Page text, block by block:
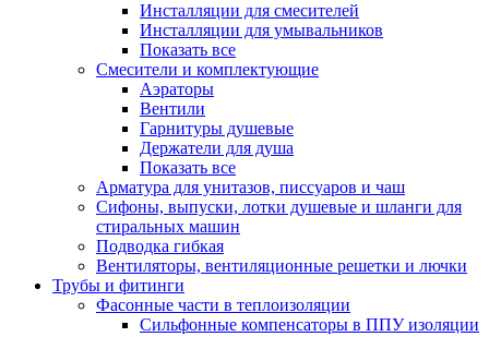
Инсталляции для смесителей
Инсталляции для умывальников
Показать все
Смесители и комплектующие
Аэраторы
Вентили
Гарнитуры душевые
Держатели для душа
Показать все
Арматура для унитазов, писсуаров и чаш
Сифоны, выпуски, лотки душевые и шланги для
стиральных машин
Подводка гибкая
Вентиляторы, вентиляционные решетки и лючки
Трубы и фитинги
Фасонные части в теплоизоляции
Cильфонные компенсаторы в ППУ изоляции